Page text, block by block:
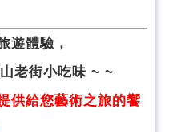
遊體驗，
老街小吃味 ~ ~
供給您藝術之旅的饗